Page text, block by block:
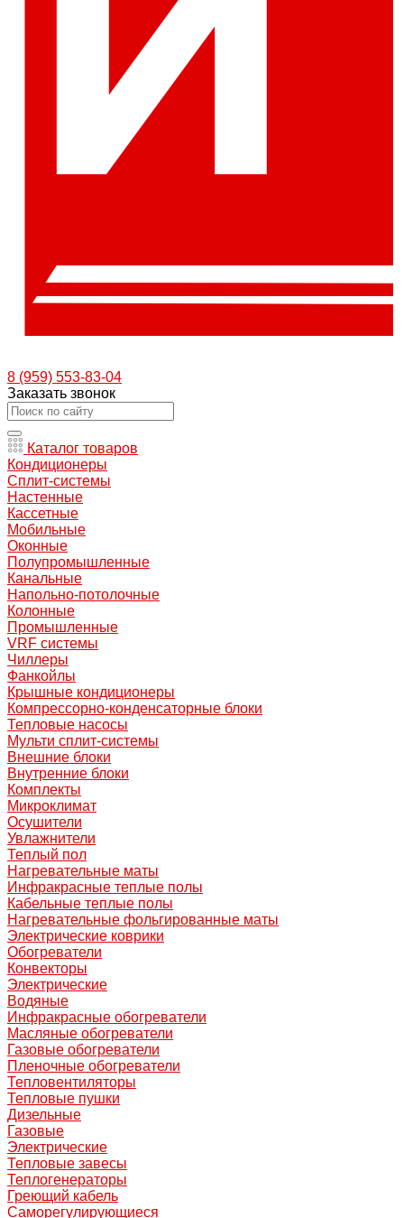
8 (959) 553-83-04
Заказать звонок
Каталог товаров
Кондиционеры
Сплит-системы
Настенные
Кассетные
Мобильные
Оконные
Полупромышленные
Канальные
Напольно-потолочные
Колонные
Промышленные
VRF системы
Чиллеры
Фанкойлы
Крышные кондиционеры
Компрессорно-конденсаторные блоки
Тепловые насосы
Мульти сплит-системы
Внешние блоки
Внутренние блоки
Комплекты
Микроклимат
Осушители
Увлажнители
Теплый пол
Нагревательные маты
Инфракрасные теплые полы
Кабельные теплые полы
Нагревательные фольгированные маты
Электрические коврики
Обогреватели
Конвекторы
Электрические
Водяные
Инфракрасные обогреватели
Масляные обогреватели
Газовые обогреватели
Пленочные обогреватели
Тепловентиляторы
Тепловые пушки
Дизельные
Газовые
Электрические
Тепловые завесы
Теплогенераторы
Греющий кабель
Саморегулирующиеся